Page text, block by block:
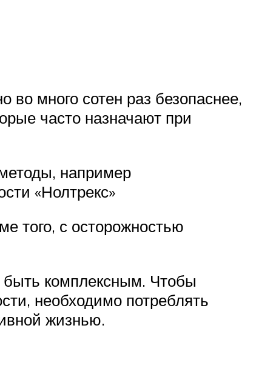
много сотен раз безопаснее,
часто назначают при
например
«Нолтрекс»
того, с осторожностью
комплексным. Чтобы
необходимо потреблять
жизнью.